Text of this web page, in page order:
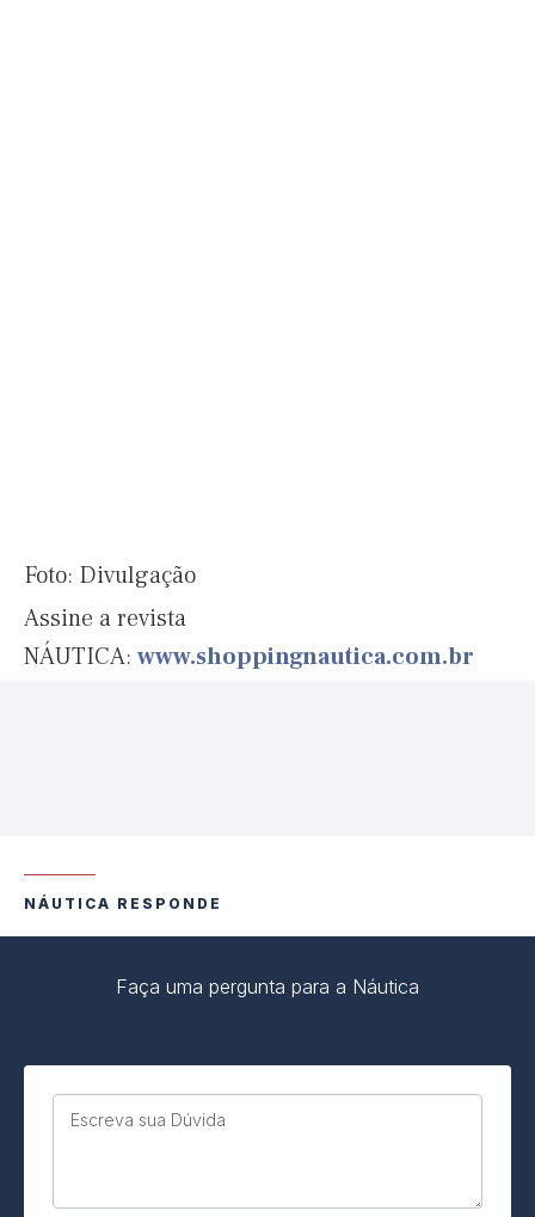
Foto: Divulgação
Assine a revista
NÁUTICA: www.shoppingnautica.com.br
NÁUTICA RESPONDE
Faça uma pergunta para a Náutica
Escreva sua Dúvida